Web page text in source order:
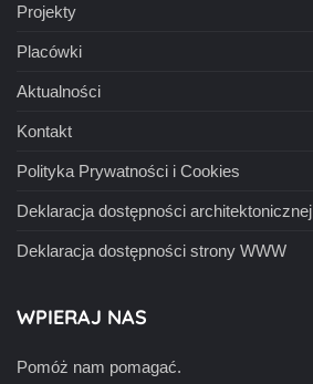
Projekty
Placówki
Aktualności
Kontakt
Polityka Prywatności i Cookies
Deklaracja dostępności architektonicznej
Deklaracja dostępności strony WWW
WPIERAJ NAS
Pomóż nam pomagać.